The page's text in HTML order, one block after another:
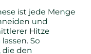
ist jede Menge
und
Hitze
lassen. So
die den